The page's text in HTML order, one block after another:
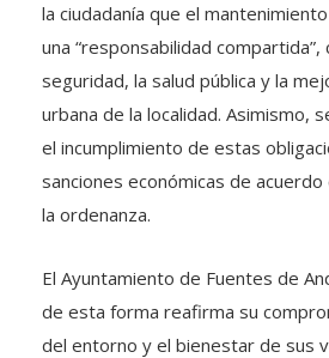
la ciudadanía que el
una “responsabilidad compartida”,
seguridad, la salud pública y la
urbana de la localidad. Asimismo,
el incumplimiento de estas
sanciones económicas de
la ordenanza.
El Ayuntamiento de Fuentes de
de esta forma reafirma su
del entorno y el bienestar de sus